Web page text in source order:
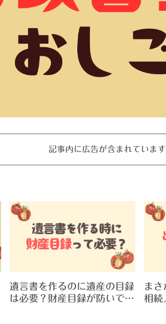
記事内に広告が含まれています
遺言書を作るのに遺産の目録
は必要？財産目録が防いでく
まさ
相続